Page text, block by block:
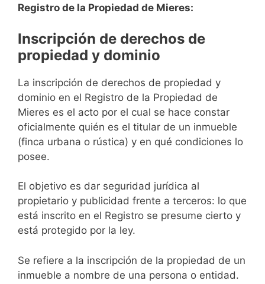
Registro de la Propiedad de Mieres:
Inscripción de derechos de
propiedad y dominio
La inscripción de derechos de propiedad y
dominio en el Registro de la Propiedad de
Mieres es el acto por el cual se hace constar
oficialmente quién es el titular de un inmueble
(finca urbana o rústica) y en qué condiciones lo
posee.
El objetivo es dar seguridad jurídica al
propietario y publicidad frente a terceros: lo que
está inscrito en el Registro se presume cierto y
está protegido por la ley.
Se refiere a la inscripción de la propiedad de un
inmueble a nombre de una persona o entidad.